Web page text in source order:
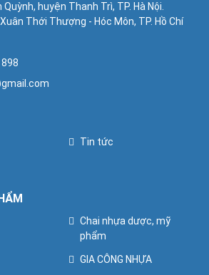
huyện Thanh Trì, TP. Hà Nội.
Thới Thượng - Hóc Môn, TP. Hồ Chí
Tin tức
Chai nhựa dược, mỹ
phẩm
GIA CÔNG NHỰA